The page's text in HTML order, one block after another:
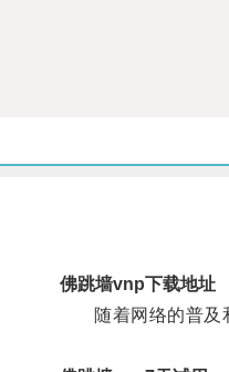
佛跳墙vnp下载地址
随着网络的普及和